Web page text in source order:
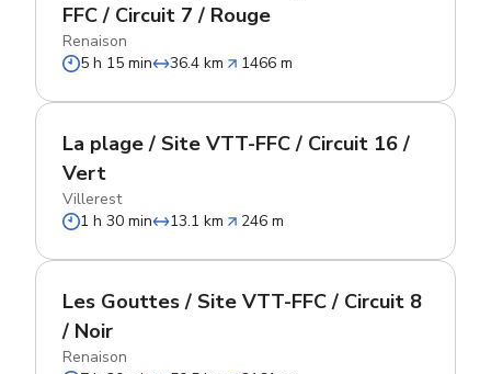
FFC / Circuit 7 / Rouge
Renaison
5 h 15 min
36.4 km 1466 m
La plage / Site VTT-FFC / Circuit 16 /
Vert
Villerest
1 h 30 min
13.1 km 246 m
Les Gouttes / Site VTT-FFC / Circuit 8
/ Noir
Renaison